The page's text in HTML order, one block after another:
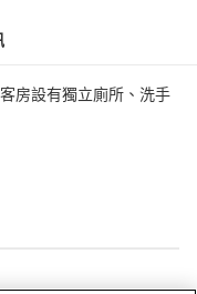
房設有獨立廁所、洗手